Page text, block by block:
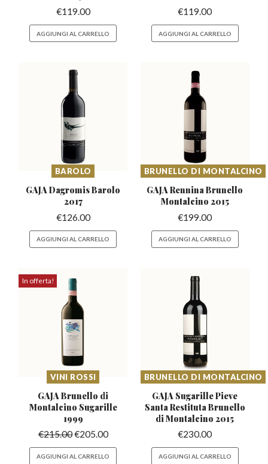
€119.00
AGGIUNGI AL CARRELLO
€119.00
AGGIUNGI AL CARRELLO
BAROLO
GAJA DagromisBarolo
2017
€126.00
AGGIUNGI AL CARRELLO
BRUNELLO DI MONTALCINO
GAJA Rennina Brunello
Montalcino 2015
€199.00
AGGIUNGI AL CARRELLO
In offerta!
VINI ROSSI
GAJA Brunello di
Montalcino Sugarille
1999
€215.00€205.00
AGGIUNGI AL CARRELLO
BRUNELLO DI MONTALCINO
GAJA Sugarille Pieve
Santa Restituta Brunello
di Montalcino 2015
€230.00
AGGIUNGI AL CARRELLO